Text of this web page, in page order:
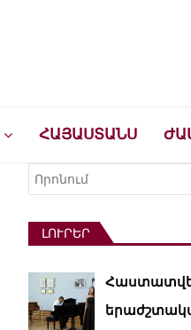
ՀԱՅԱՍՏԱՆՍ
Որոնել
ԼՈՒՐԵՐ